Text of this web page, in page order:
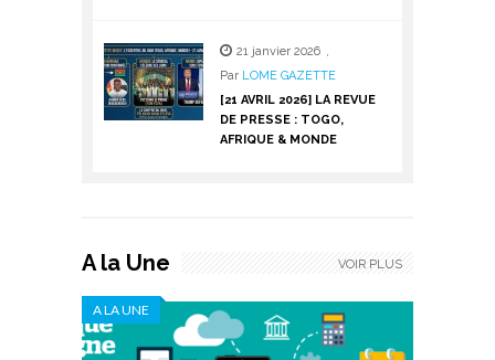
21 janvier 2026 ,
Par LOME GAZETTE
[21 AVRIL 2026] LA REVUE
DE PRESSE : TOGO,
AFRIQUE & MONDE
A la Une
A LA UNE
VOIR PLUS